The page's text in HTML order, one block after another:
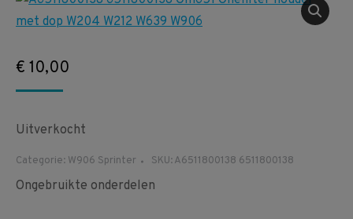
€ 10,00
Uitverkocht
Categorie: W906 Sprinter SKU:A6511800138 6511800138
Ongebruikte onderdelen